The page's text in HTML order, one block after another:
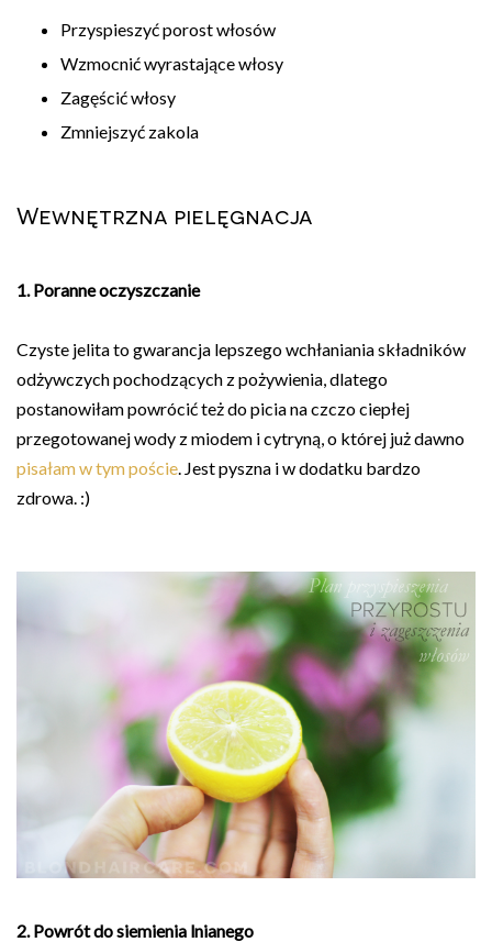
Przyspieszyć porost włosów
Wzmocnić wyrastające włosy
Zagęścić włosy
Zmniejszyć zakola
Wewnętrzna pielęgnacja
1. Poranne oczyszczanie
Czyste jelita to gwarancja lepszego wchłaniania składników
odżywczych pochodzących z pożywienia, dlatego
postanowiłam powrócić też do picia na czczo ciepłej
przegotowanej wody z miodem i cytryną, o której już dawno
pisałam w tym poście. Jest pyszna i w dodatku bardzo
zdrowa. :)
2. Powrót do siemienia lnianego